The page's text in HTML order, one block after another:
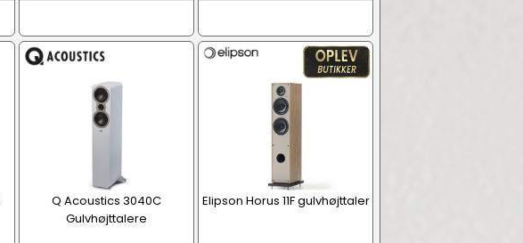
Q Acoustics 3040C
Gulvhøjttalere
Elipson Horus 11F gulvhøjttaler